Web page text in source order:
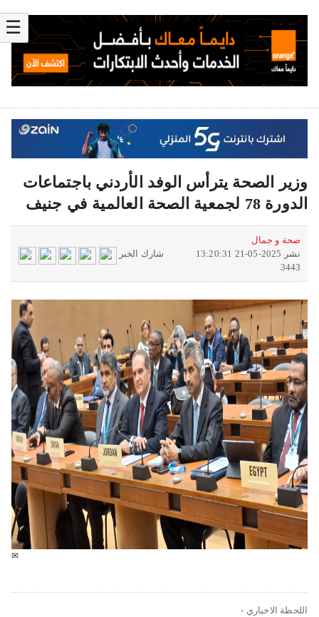
☰
وزير الصحة يترأس الوفد الأردني باجتماعات
الدورة 78 لجمعية الصحة العالمية في جنيف
صحة و جمال
نشر 2025-05-21 13:20:31
3443
شارك الخبر
✉
اللحظة الاخباري -